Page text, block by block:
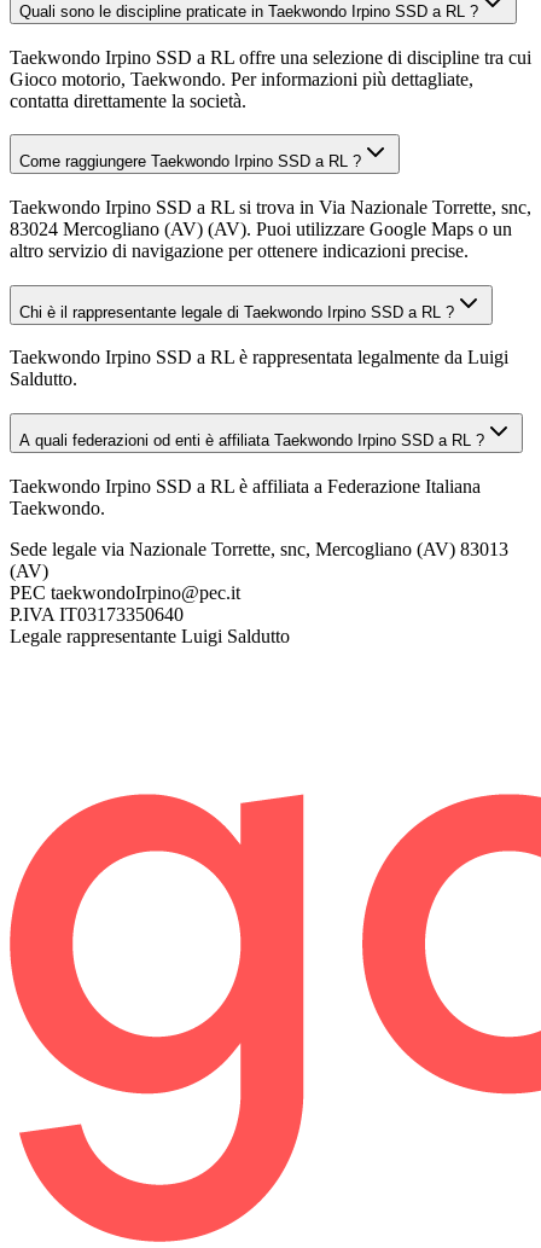
Quali sono le discipline praticate in Taekwondo Irpino SSD a RL ?
Taekwondo Irpino SSD a RL offre una selezione di discipline tra cui
Gioco motorio, Taekwondo. Per informazioni più dettagliate,
contatta direttamente la società.
Come raggiungere Taekwondo Irpino SSD a RL ?
Taekwondo Irpino SSD a RL si trova in Via Nazionale Torrette, snc,
83024 Mercogliano (AV) (AV). Puoi utilizzare Google Maps o un
altro servizio di navigazione per ottenere indicazioni precise.
Chi è il rappresentante legale di Taekwondo Irpino SSD a RL ?
Taekwondo Irpino SSD a RL è rappresentata legalmente da Luigi
Saldutto.
A quali federazioni od enti è affiliata Taekwondo Irpino SSD a RL ?
Taekwondo Irpino SSD a RL è affiliata a Federazione Italiana
Taekwondo.
Sede legale via Nazionale Torrette, snc, Mercogliano (AV) 83013
(AV)
PEC taekwondoIrpino@pec.it
P.IVA IT03173350640
Legale rappresentante Luigi Saldutto